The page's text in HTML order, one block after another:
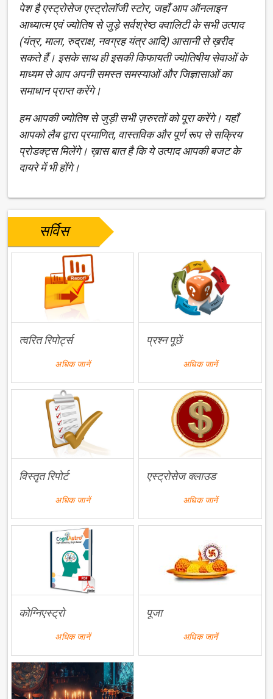
पेश है एस्ट्रोसेज एस्ट्रोलॉजी स्टोर, जहाँ आप ऑनलाइन
आध्यात्म एवं ज्योतिष से जुड़े सर्वश्रेष्ठ क्वालिटी के सभी उत्पाद
(यंत्र, माला, रुद्राक्ष, नवग्रह यंत्र आदि) आसानी से ख़रीद
सकते हैं। इसके साथ ही इसकी किफायती ज्योतिषीय सेवाओं के
माध्यम से आप अपनी समस्त समस्याओं और जिज्ञासाओं का
समाधान प्राप्त करेंगे।
हम आपकी ज्योतिष से जुड़ी सभी ज़रुरतों को पूरा करेंगे। यहाँ
आपको लैब द्वारा प्रमाणित, वास्तविक और पूर्ण रूप से सक्रिय
प्रोडक्ट्स मिलेंगे। ख़ास बात है कि ये उत्पाद आपकी बजट के
दायरे में भी होंगे।
सर्विस
त्वरित रिपोर्ट्स
अधिक जानें
प्रश्न पूछें
अधिक जानें
विस्तृत रिपोर्ट
अधिक जानें
एस्ट्रोसेज क्लाउड
अधिक जानें
कोग्निएस्ट्रो
अधिक जानें
पूजा
अधिक जानें